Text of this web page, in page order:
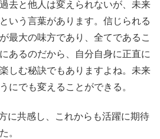
去と他人は変えられないが、未来
いう言葉があります。信じられる
最大の味方であり、全てであるこ
あるのだから、自分自身に正直に
しむ秘訣でもありますよね。未来
にでも変えることができる。
に共感し、これからも活躍に期待
。